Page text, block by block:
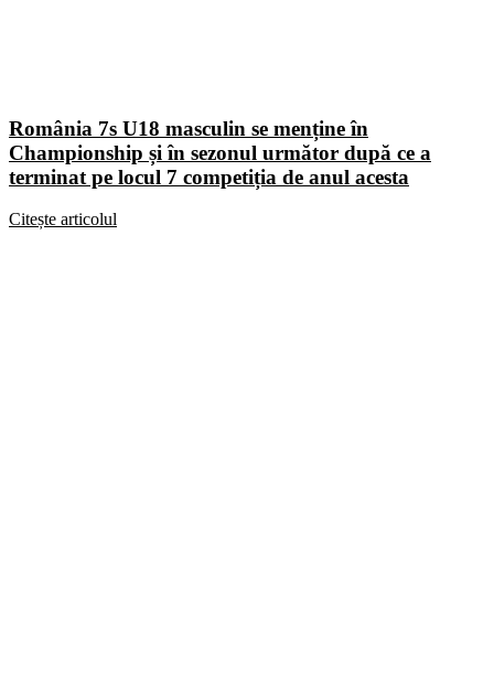
România 7s U18 masculin se menține în
Championship și în sezonul următor după ce a
terminat pe locul 7 competiția de anul acesta
Citește articolul